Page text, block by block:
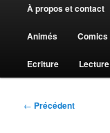
principal
À propos et contact
Animés Comics
Ecriture Lecture
Navigation
← Précédent